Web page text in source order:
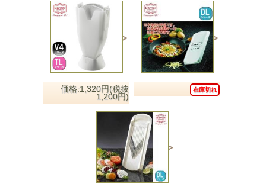
価格:1,320円(税抜
1,200円)
在庫切れ